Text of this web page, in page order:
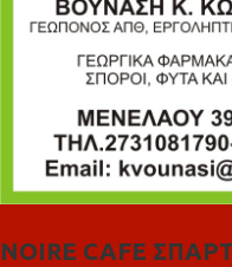
NOIRE CAFE